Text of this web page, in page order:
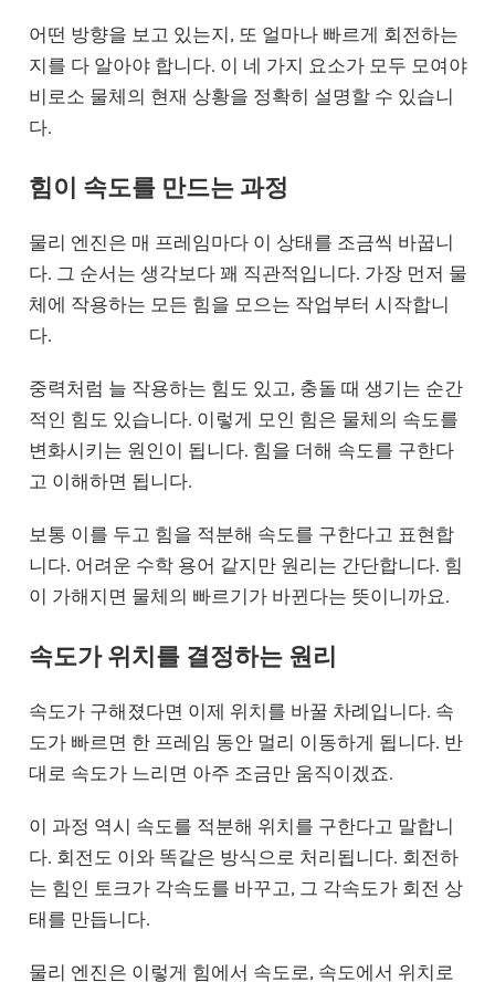
어떤 방향을 보고 있는지, 또 얼마나 빠르게 회전하는
지를 다 알아야 합니다. 이 네 가지 요소가 모두 모여야
비로소 물체의 현재 상황을 정확히 설명할 수 있습니
다.
힘이 속도를 만드는 과정
물리 엔진은 매 프레임마다 이 상태를 조금씩 바꿉니
다. 그 순서는 생각보다 꽤 직관적입니다. 가장 먼저 물
체에 작용하는 모든 힘을 모으는 작업부터 시작합니
다.
중력처럼 늘 작용하는 힘도 있고, 충돌 때 생기는 순간
적인 힘도 있습니다. 이렇게 모인 힘은 물체의 속도를
변화시키는 원인이 됩니다. 힘을 더해 속도를 구한다
고 이해하면 됩니다.
보통 이를 두고 힘을 적분해 속도를 구한다고 표현합
니다. 어려운 수학 용어 같지만 원리는 간단합니다. 힘
이 가해지면 물체의 빠르기가 바뀐다는 뜻이니까요.
속도가 위치를 결정하는 원리
속도가 구해졌다면 이제 위치를 바꿀 차례입니다. 속
도가 빠르면 한 프레임 동안 멀리 이동하게 됩니다. 반
대로 속도가 느리면 아주 조금만 움직이겠죠.
이 과정 역시 속도를 적분해 위치를 구한다고 말합니
다. 회전도 이와 똑같은 방식으로 처리됩니다. 회전하
는 힘인 토크가 각속도를 바꾸고, 그 각속도가 회전 상
태를 만듭니다.
물리 엔진은 이렇게 힘에서 속도로, 속도에서 위치로